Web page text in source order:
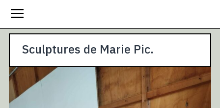
Sculptures de Marie Pic.